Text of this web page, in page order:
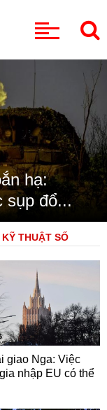
hạ:
sụp đổ...
THUẬT SỐ
giao Nga: Việc
nhập EU có thể